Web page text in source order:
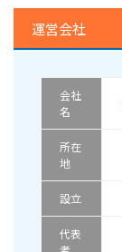
運営会社
会社
名
所在
地
設立
代表